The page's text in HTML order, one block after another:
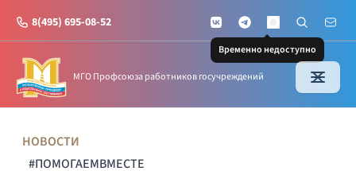
8(495) 695-08-52 VKontakteTelegramMAX
Временно недоступно
Поиск по
Почта
МГО Профсоюза работников госучреждений
НОВОСТИ
#ПОМОГАЕМВМЕСТЕ